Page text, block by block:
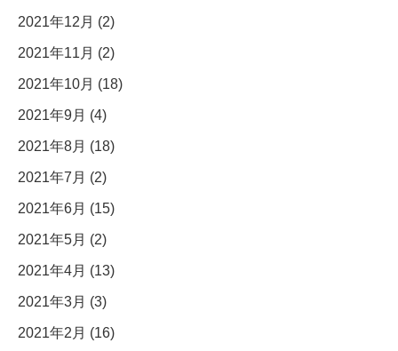
2021年12月 (2)
2021年11月 (2)
2021年10月 (18)
2021年9月 (4)
2021年8月 (18)
2021年7月 (2)
2021年6月 (15)
2021年5月 (2)
2021年4月 (13)
2021年3月 (3)
2021年2月 (16)